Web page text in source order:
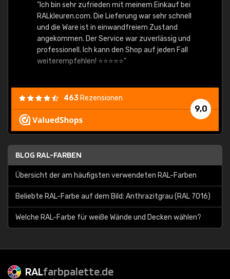
"Ich bin sehr zufrieden mit meinem Einkauf bei
RALkleuren.com. Die Lieferung war sehr schnell
und die Ware ist in einwandfreiem Zustand
angekommen. Der Service war zuverlässig und
professionell. Ich kann den Shop auf jeden Fall
weiterempfehlen! ⭐⭐⭐⭐⭐"
9,0
463 Rezensionen
BLOG RAL-FARBEN
Übersicht der am häufigsten verwendeten RAL-Farben
Beliebte RAL-Farbe auf dem Bild: Anthrazitgrau (RAL 7016)
Welche RAL-Farbe für weiße Wände und Decken wählen?
RALfarbpalette.de